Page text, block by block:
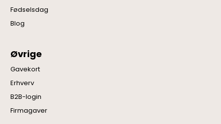
Fødselsdag
Blog
Øvrige
Gavekort
Erhverv
B2B-login
Firmagaver